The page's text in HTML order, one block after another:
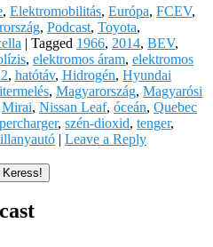
, Elektromobilitás, Európa, FCEV,
, Podcast, Toyota,
| Tagged 1966, 2014, BEV,
, elektromos áram, elektromos
, hatótáv, Hidrogén, Hyundai
, Magyarország, Magyarósi
Mirai, Nissan Leaf, óceán, Quebec
, szén-dioxid, tenger,
| Leave a Reply
Keress!